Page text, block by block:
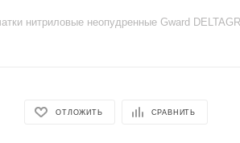
нитриловые неопудренные Gward
ОТЛОЖИТЬ СРАВНИТЬ